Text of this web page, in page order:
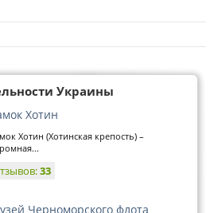
Украины
Хотин
Хотин (Хотинская крепость) –
33
Черноморского флота